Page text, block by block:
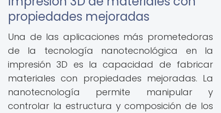
propiedades mejoradas
Una de las aplicaciones más prometedoras
de la tecnología nanotecnológica en la
impresión 3D es la capacidad de fabricar
materiales con propiedades mejoradas. La
nanotecnología permite manipular y
controlar la estructura y composición de los